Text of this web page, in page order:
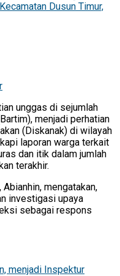
Dusun Timur,
unggas di sejumlah
menjadi perhatian
(Diskanak) di wilayah
laporan warga terkait
dan itik dalam jumlah
terakhir.
mengatakan,
investigasi upaya
sebagai respons